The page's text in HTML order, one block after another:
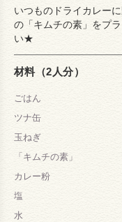
いつものドライカレー
の「キムチの素」をプ
い★
材料（2人分）
ごはん
ツナ缶
玉ねぎ
「キムチの素」
カレー粉
塩
水